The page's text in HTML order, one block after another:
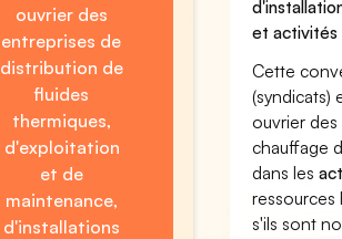
ouvrier des
entreprises de
distribution de
fluides
thermiques,
d'exploitation
et de
maintenance,
d'installations
et activités
Cette
(syndicats)
ouvrier
chauffage
dans les
s'ils sont